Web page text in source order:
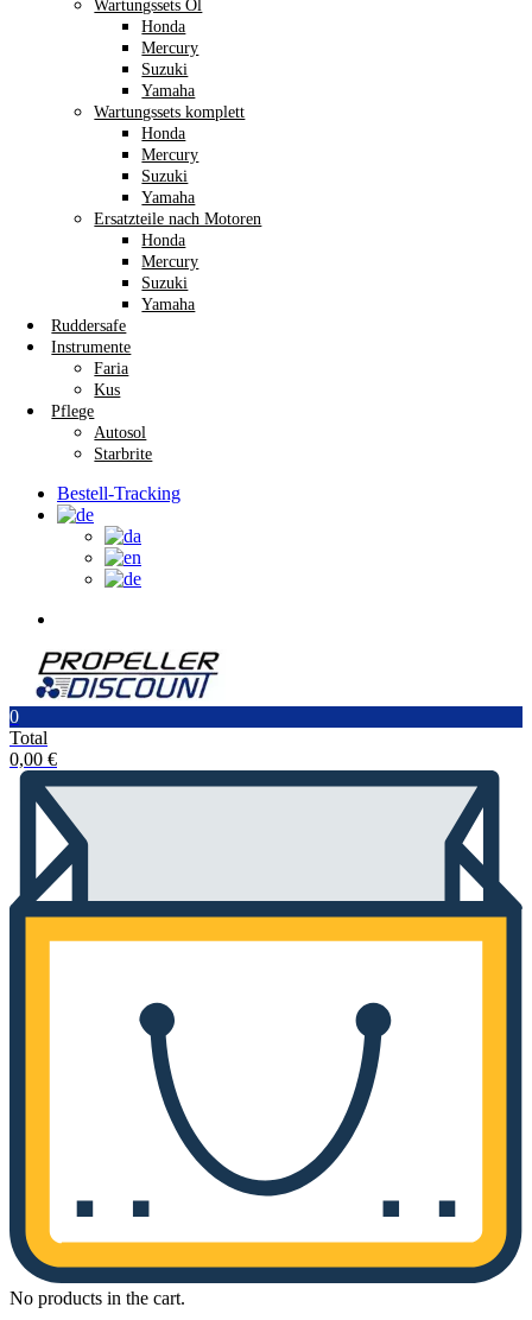
Wartungssets Öl
Honda
Mercury
Suzuki
Yamaha
Wartungssets komplett
Honda
Mercury
Suzuki
Yamaha
Ersatzteile nach Motoren
Honda
Mercury
Suzuki
Yamaha
Ruddersafe
Instrumente
Faria
Kus
Pflege
Autosol
Starbrite
Bestell-Tracking
0
Total
0,00 €
No products in the cart.